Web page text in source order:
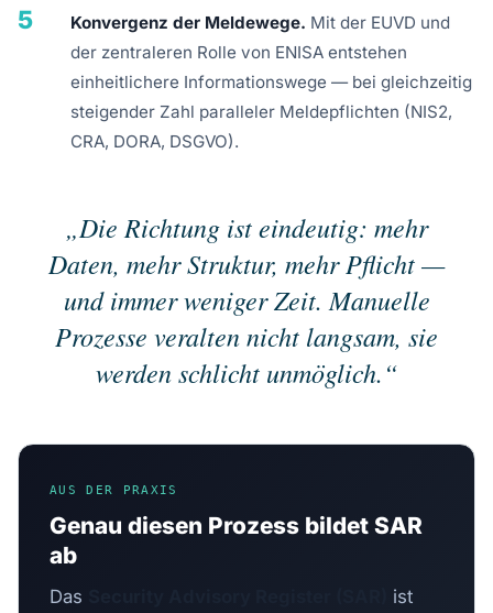
5 Konvergenz der Meldewege. Mit der EUVD und
der zentraleren Rolle von ENISA entstehen
einheitlichere Informationswege — bei gleichzeitig
steigender Zahl paralleler Meldepflichten (NIS2,
CRA, DORA, DSGVO).
„Die Richtung ist eindeutig: mehr
Daten, mehr Struktur, mehr Pflicht —
und immer weniger Zeit. Manuelle
Prozesse veralten nicht langsam, sie
werden schlicht unmöglich.“
AUS DER PRAXIS
Genau diesen Prozess bildet SAR
ab
Das
ist